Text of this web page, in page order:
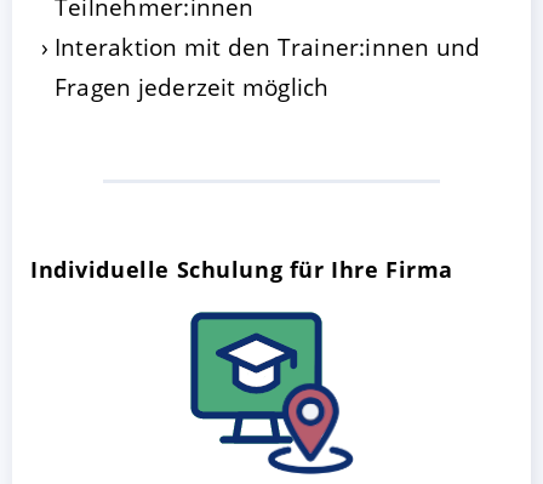
Interaktion mit den Trainer:innen und
Fragen jederzeit möglich
Individuelle Schulung für Ihre Firma